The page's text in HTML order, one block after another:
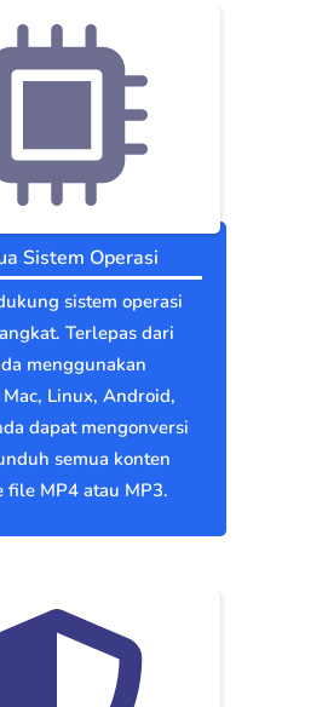
Sistem Operasi
sistem operasi
Terlepas dari
menggunakan
Linux, Android,
dapat mengonversi
semua konten
file MP4 atau MP3.